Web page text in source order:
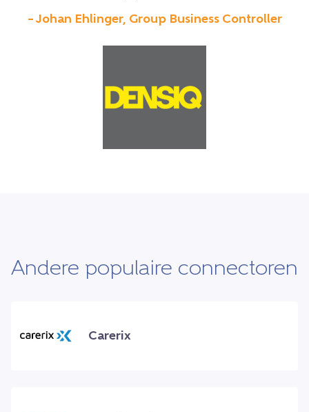
– Johan Ehlinger, Group Business Controller
Andere populaire connectoren
Carerix